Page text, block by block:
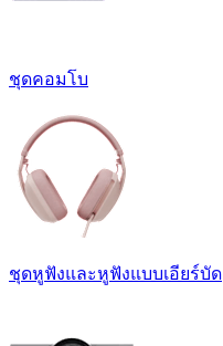
ชุดคอมโบ
ชุดหูฟังและหูฟังแบบเอียร์บัด